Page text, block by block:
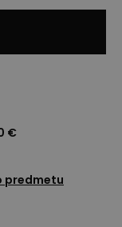
€
predmetu